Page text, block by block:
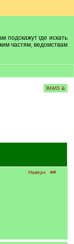
подскажут где искать
частям, ведомствам
ВНИЗ ⇊
Наверх ##